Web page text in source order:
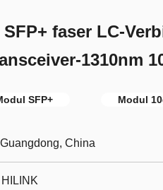
SFP+ faser LC-
1310nm
SFP+ Modul
Guangdong, China
HILINK